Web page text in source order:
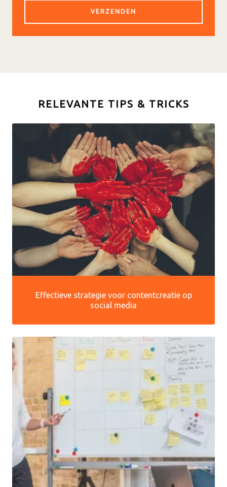
RELEVANTE TIPS & TRICKS
Effectieve strategie voor contentcreatie op
social media